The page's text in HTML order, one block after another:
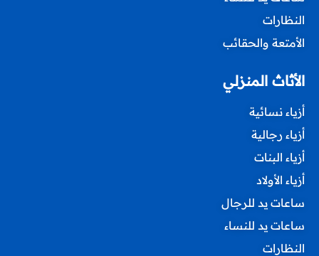
النظارات
الأمتعة والحقائب
الأثاث المنزلي
أزياء نسائية
أزياء رجالية
أزياء البنات
أزياء الأولاد
ساعات يد للرجال
ساعات يد للنساء
النظارات